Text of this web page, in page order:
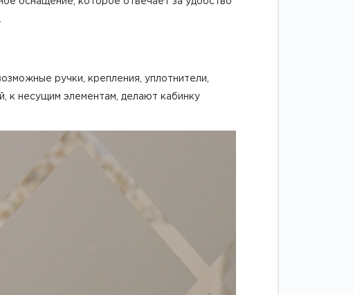
ручки, крепления, уплотнители,
к несущим элементам, делают кабинку